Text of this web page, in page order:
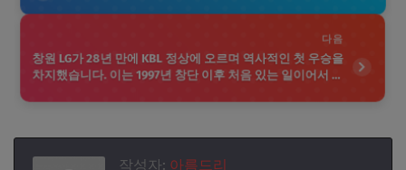
다음
창원 LG가 28년 만에 KBL 정상에 오르며 역사적인 첫 우승을
차지했습니다. 이는 1997년 창단 이후 처음 있는 일이어서 팀
경기가 그 미래를 좌우할 중요한 순간이 될 것입니다. 팬들과
팀 모두가 기대하는 가운데, LG는 우승의 영광을 이어가기 위
작성자: 아름드리